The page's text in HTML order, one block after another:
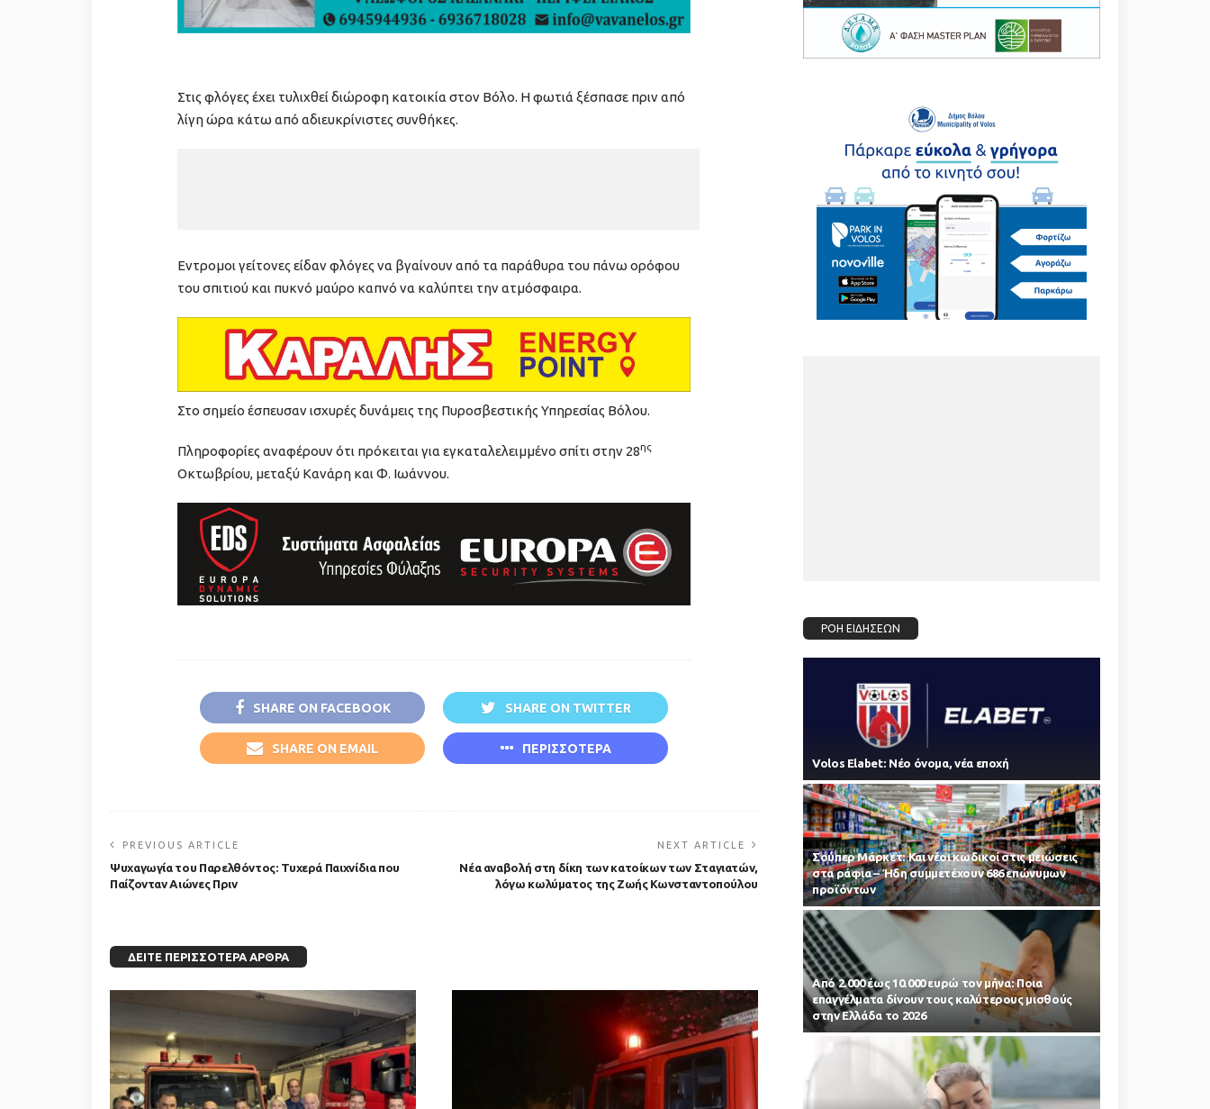
Στις φλόγες έχει τυλιχθεί διώροφη κατοικία στον Βόλο. Η φωτιά ξέσπασε πριν από
λίγη ώρα κάτω από αδιευκρίνιστες συνθήκες.
Εντρομοι γείτονες είδαν φλόγες να βγαίνουν από τα παράθυρα του πάνω ορόφου
του σπιτιού και πυκνό μαύρο καπνό να καλύπτει την ατμόσφαιρα.
Στο σημείο έσπευσαν ισχυρές δυνάμεις της Πυροσβεστικής Υπηρεσίας Βόλου.
Πληροφορίες αναφέρουν ότι πρόκειται για εγκαταλελειμμένο σπίτι στην 28ης
Οκτωβρίου, μεταξύ Κανάρη και Φ. Ιωάννου.
SHARE ON FACEBOOK SHARE ON TWITTER
SHARE ON EMAIL ΠΕΡΙΣΣΟΤΕΡΑ
PREVIOUS ARTICLE
Ψυχαγωγία του Παρελθόντος: Τυχερά Παιχνίδια που
Παίζονταν Αιώνες Πριν
NEXT ARTICLE
Νέα αναβολή στη δίκη των κατοίκων των Σταγιατών,
λόγω κωλύματος της Ζωής Κωνσταντοπούλου
ΔΕΊΤΕ ΠΕΡΙΣΣΌΤΕΡΑ ΆΡΘΡΑ
ΡΟΗ ΕΙΔΗΣΕΩΝ
Volos Elabet: Νέο όνομα, νέα εποχή
Σούπερ Μάρκετ: Και νέοι κωδικοί στις μειώσεις
στα ράφια – Ήδη συμμετέχουν 686 επώνυμων
προϊόντων
Από 2.000 έως 10.000 ευρώ τον μήνα: Ποια
επαγγέλματα δίνουν τους καλύτερους μισθούς
στην Ελλάδα το 2026